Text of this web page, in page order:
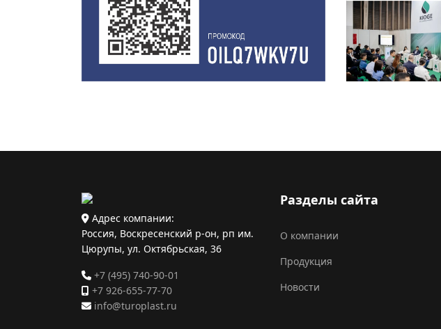
Адрес компании:
Россия, Воскресенский р-он, рп им.
Цюрупы, ул. Октябрьская, 36
+7 (495) 740-90-01
+7 926-655-77-70
info@turoplast.ru
Разделы сайта
О компании
Продукция
Новости